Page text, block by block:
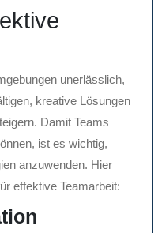
unerlässlich,
kreative Lösungen
Damit Teams
ist es wichtig,
anzuwenden. Hier
effektive Teamarbeit: